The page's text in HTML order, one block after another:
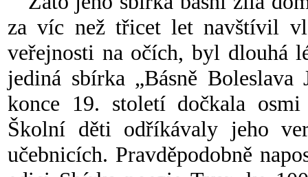
za víc než třicet let navštívil
veřejnosti na očích, byl dlouhá
jediná sbírka „Básně Boleslava
konce 19. století dočkala
Školní děti odříkávaly jeho
učebnicích. Pravděpodobně